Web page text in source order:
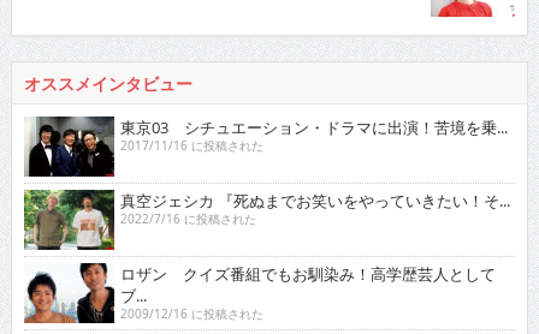
オススメインタビュー
東京03 シチュエーション・ドラマに出演！苦境を乗...
2017/11/16 に投稿された
真空ジェシカ 『死ぬまでお笑いをやっていきたい！そ...
2022/7/16 に投稿された
ロザン クイズ番組でもお馴染み！高学歴芸人として
ブ...
2009/12/16 に投稿された